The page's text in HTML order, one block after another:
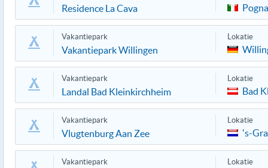
Residence La Cava
Vakantiepark
Vakantiepark Willingen
Lokatie
Vakantiepark
Landal Bad Kleinkirchheim
Lokatie
Bad
Vakantiepark
Vlugtenburg Aan Zee
Lokatie
's-
Vakantiepark Lokatie